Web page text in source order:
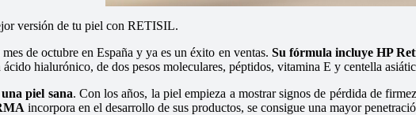
versión de tu piel con RETISIL.
de octubre en España y ya es un éxito en ventas. Su fórmula incluye HP
hialurónico, de dos pesos moleculares, péptidos, vitamina E y centella
piel sana. Con los años, la piel empieza a mostrar signos de pérdida de
incorpora en el desarrollo de sus productos, se consigue una mayor